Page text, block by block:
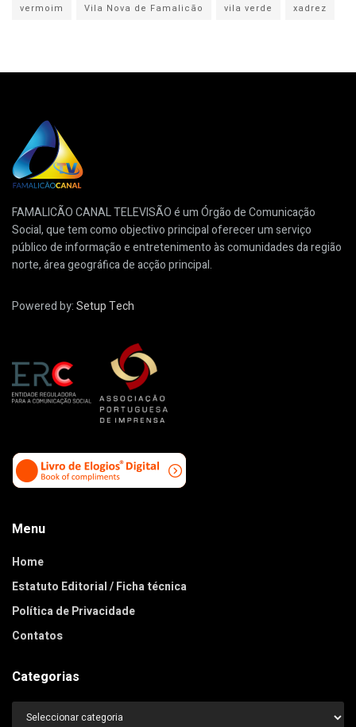
vermoim
Vila Nova de Famalicão vila verde xadrez
FAMALICÃO CANAL TELEVISÃO é um Órgão de Comunicação
Social, que tem como objectivo principal oferecer um serviço
público de informação e entretenimento às comunidades da região
norte, área geográfica de acção principal.
Powered by:Setup Tech
Menu
Home
Estatuto Editorial / Ficha técnica
Política de Privacidade
Contatos
Categorias
Categorias